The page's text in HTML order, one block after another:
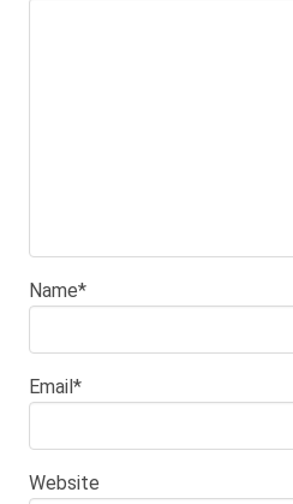
Name*
Email*
Website